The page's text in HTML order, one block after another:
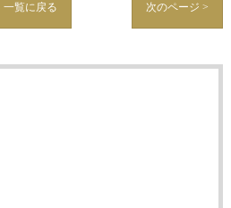
一覧に戻る 次のページ >